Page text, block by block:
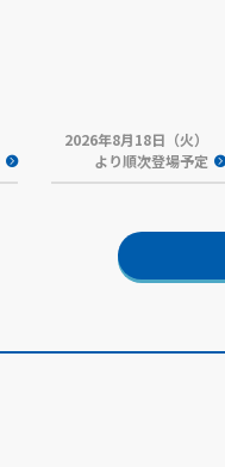
2026年8月18日（火）
より順次登場予定